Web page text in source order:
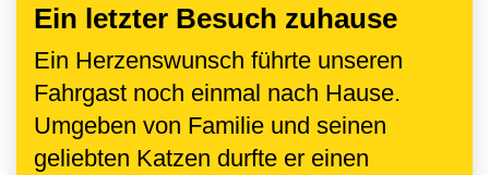
Ein letzter Besuch zuhause
Ein Herzenswunsch führte unseren
Fahrgast noch einmal nach Hause.
Umgeben von Familie und seinen
geliebten Katzen durfte er einen